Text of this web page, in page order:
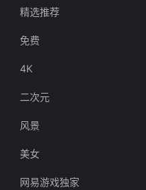
精选推荐
免费
4K
二次元
风景
美女
网易游戏独家